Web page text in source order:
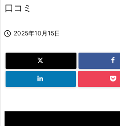
口コミ
 2025年10月15日